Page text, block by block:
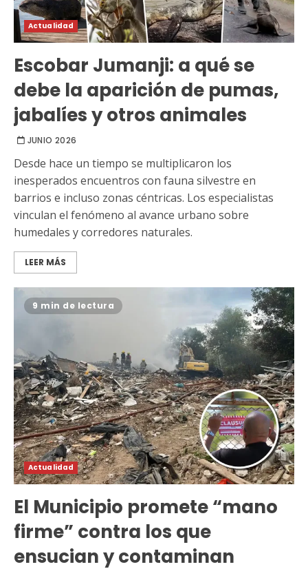
Actualidad
Escobar Jumanji: a qué se
debe la aparición de pumas,
jabalíes y otros animales
JUNIO 2026
Desde hace un tiempo se multiplicaron los
inesperados encuentros con fauna silvestre en
barrios e incluso zonas céntricas. Los especialistas
vinculan el fenómeno al avance urbano sobre
humedales y corredores naturales.
LEER MÁS
9 min de lectura
Actualidad
El Municipio promete “mano
firme” contra los que
ensucian y contaminan